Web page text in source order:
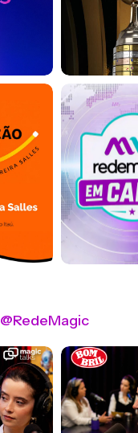
@RedeMagic